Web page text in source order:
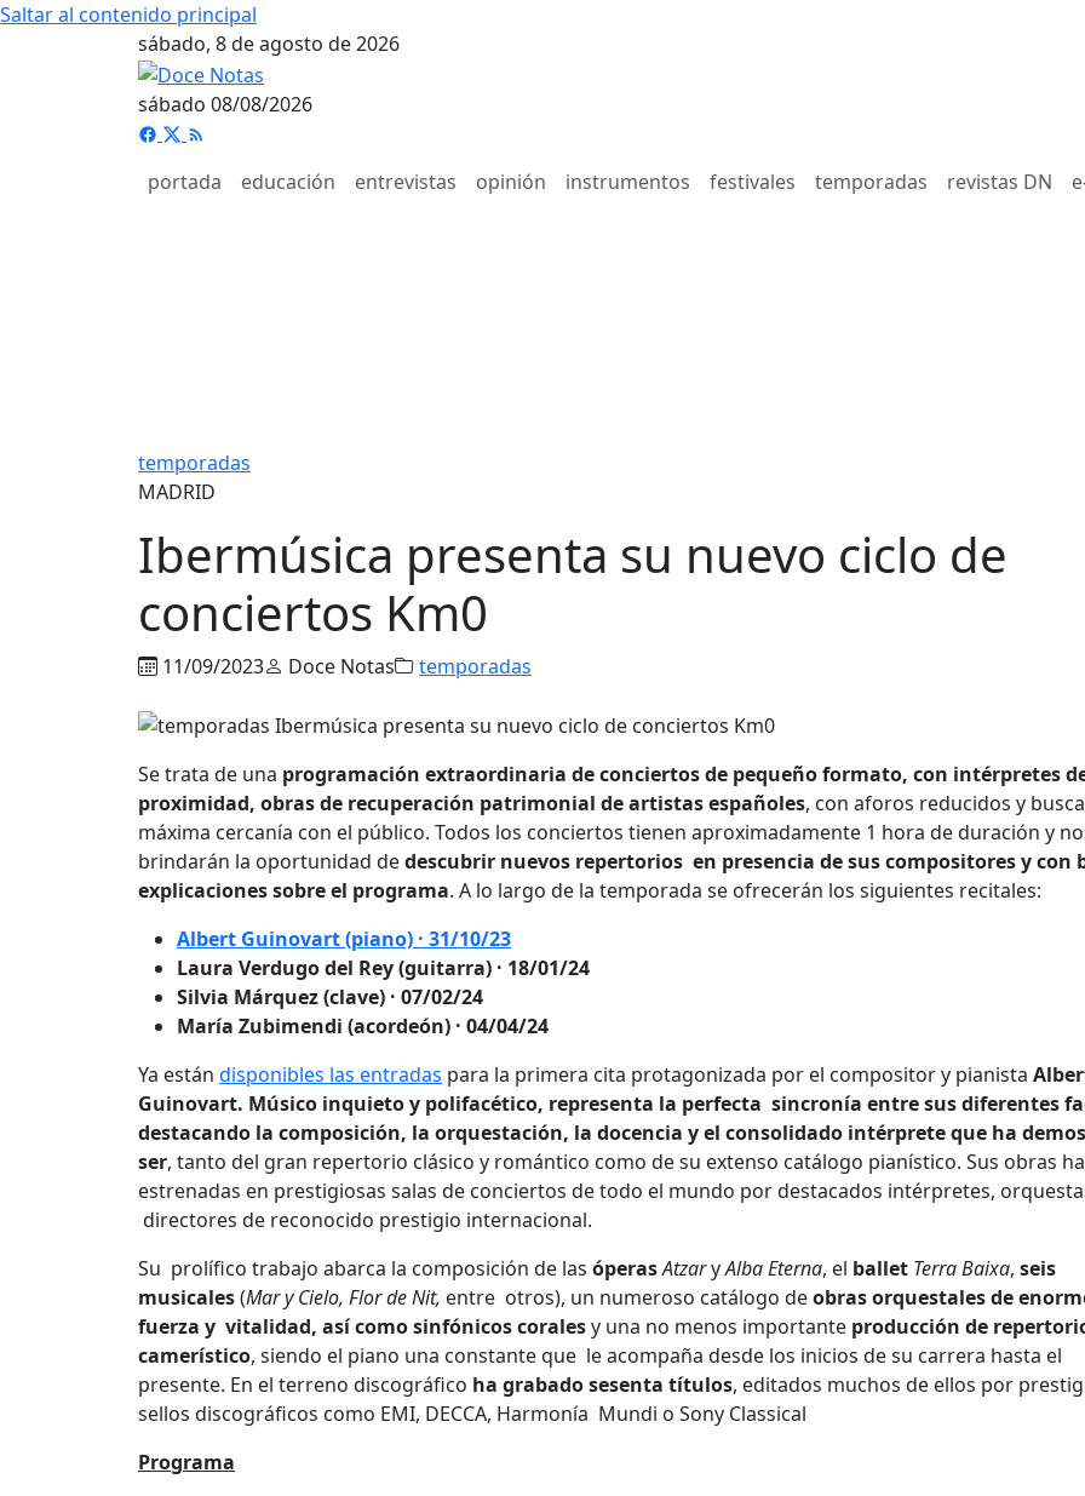
Saltar al contenido principal
sábado, 8 de agosto de 2026
sábado 08/08/2026
portada educación entrevistas opinión instrumentos festivales temporadas revistas DN
temporadas
MADRID
Ibermúsica presenta su nuevo ciclo de
conciertos Km0
11/09/2023 Doce Notas temporadas
Se trata de una programación extraordinaria de conciertos de pequeño formato, con intérpretes
proximidad, obras de recuperación patrimonial de artistas españoles, con aforos reducidos y
máxima cercanía con el público. Todos los conciertos tienen aproximadamente 1 hora de duración y
brindarán la oportunidad dedescubrir nuevos repertorios en presencia de sus compositores y con
explicaciones sobre el programa. A lo largo de la temporada se ofrecerán los siguientes recitales:
Albert Guinovart (piano) · 31/10/23
Laura Verdugo del Rey (guitarra) · 18/01/24
Silvia Márquez (clave) · 07/02/24
María Zubimendi (acordeón) · 04/04/24
Ya están disponibles las entradas para la primera cita protagonizada por el compositor y pianista
Guinovart. Músico inquieto y polifacético, representa la perfecta sincronía entre sus diferentes
destacando la composición, la orquestación, la docencia y el consolidado intérprete que ha
ser, tanto del gran repertorio clásico y romántico como de su extenso catálogo pianístico. Sus obras
estrenadas en prestigiosas salas de conciertos de todo el mundo por destacados intérpretes,
directores de reconocido prestigio internacional.
Su prolífico trabajo abarca la composición de las óperasAtzaryAlba Eterna, el ballet Terra Baixa, seis
musicales(Mar y Cielo, Flor de Nit, entre otros), un numeroso catálogo deobras orquestales de
fuerza y vitalidad, así como sinfónicos coralesy una no menos importante producción de
camerístico, siendo el piano una constante que le acompaña desde los inicios de su carrera hasta el
presente. En el terreno discográfico ha grabado sesenta títulos, editados muchos de ellos por
sellos discográficos como EMI, DECCA, Harmonía Mundi o Sony Classical
Programa